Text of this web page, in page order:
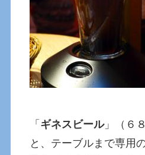
「 ギネスビール」（６
と、テーブルまで専用